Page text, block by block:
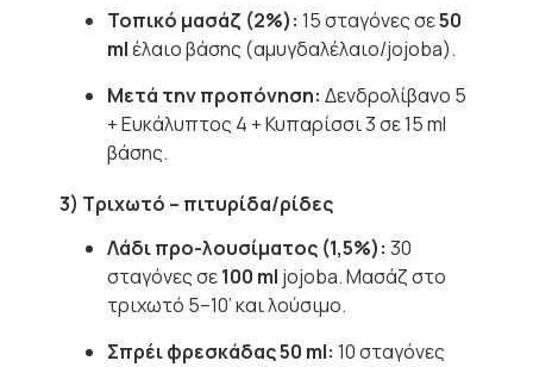
Τοπικό μασάζ (2%): 15 σταγόνες σε50
mlέλαιο βάσης (αμυγδαλέλαιο/jojoba).
Μετά την προπόνηση: Δενδρολίβανο 5
+ Ευκάλυπτος 4 + Κυπαρίσσι 3 σε 15 ml
βάσης.
3) Τριχωτό – πιτυρίδα/ρίδες
Λάδι προ-λουσίματος (1,5%): 30
σταγόνες σε100 ml jojo­­ba. Μασάζ στο
τριχωτό 5–10’ και λούσιμο.
Σπρέι φρεσκάδας 50 ml: 10 σταγόνες